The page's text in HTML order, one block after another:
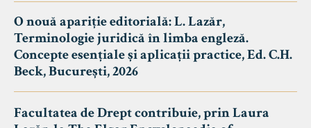
O nouă apariție editorială: L. Lazăr,
Terminologie juridică în limba engleză.
Concepte esențiale și aplicații practice, Ed. C.H.
Beck, București, 2026
Facultatea de Drept contribuie, prin Laura